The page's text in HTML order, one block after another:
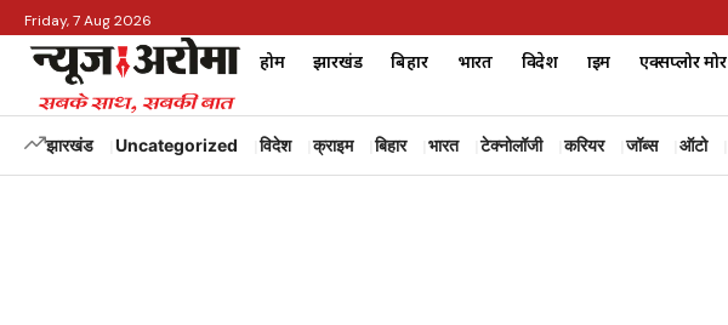
Friday, 7 Aug 2026
होम झारखंड बिहार भारत विदेश क्राइम एक्सप्लोर मोर
झारखंड Uncategorized विदेश क्राइम बिहार भारत टेक्नोलॉजी करियर जॉब्स ऑटो